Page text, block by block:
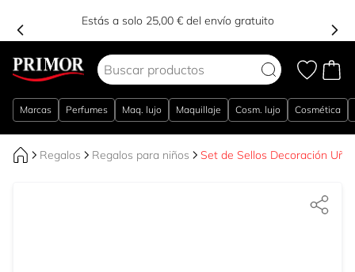
Estás a solo 25,00 € del envío gratuito
Marcas Perfumes Maq. lujo Maquillaje Cosm. lujo Cosmética
Regalos Regalos para niños Set de Sellos Decoración